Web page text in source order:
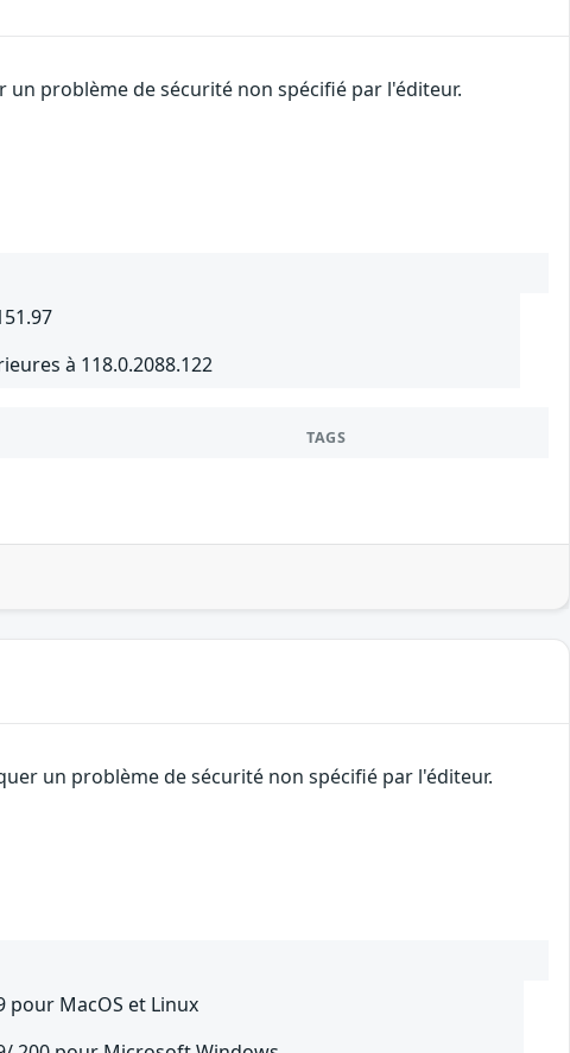
problème de sécurité non spécifié par l'éditeur.
à 118.0.2088.122
TAGS
un problème de sécurité non spécifié par l'éditeur.
pour MacOS et Linux